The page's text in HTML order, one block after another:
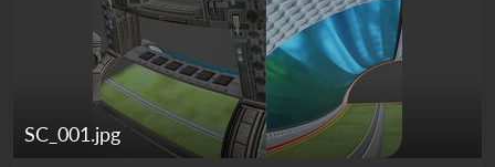
SC_001.jpg